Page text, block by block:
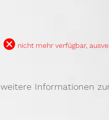
B nicht mehr verfügbar,
weitere Informationen